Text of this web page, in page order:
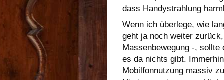
dass Handystrahlung
Wenn ich überlege, wie
geht ja noch weiter
Massenbewegung -,
es da nichts gibt.
Mobilfonnutzung massiv